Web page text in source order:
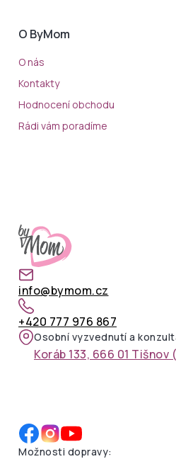
O ByMom
O nás
Kontakty
Hodnocení obchodu
Rádi vám poradíme
info@bymom.cz
+420 777 976 867
Osobní vyzvednutí a
Koráb 133, 666 01
Možnosti dopravy: